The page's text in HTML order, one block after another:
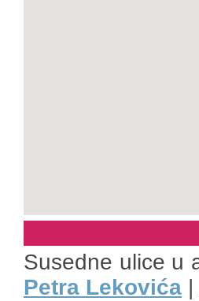
Susedne ulice u
Petra Lekovića |